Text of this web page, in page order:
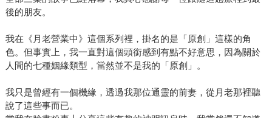
後的朋友。
我在《月老營業中》這個系列裡，掛名的是「原創」這樣的角
色。但事實上，我一直對這個頭銜感到有點不好意思，因為關於
人間的七種姻緣類型，當然並不是我的「原創」。
我只是曾經有一個機緣，透過我那位通靈的前妻，從月老那裡聽
說了這些事而已。